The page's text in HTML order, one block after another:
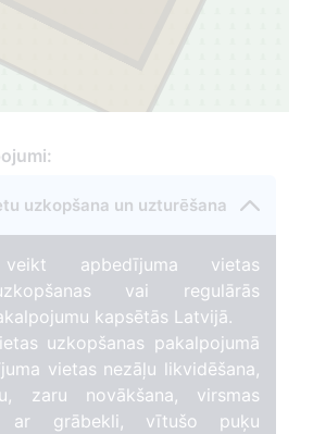
uzkopšana un uzturēšana
veikt apbedījuma vietas
vai regulārās
kapsētās Latvijā.
uzkopšanas pakalpojumā
vietas nezāļu likvidēšana,
zaru novākšana, virsmas
ar grābekli, vītušo puķu